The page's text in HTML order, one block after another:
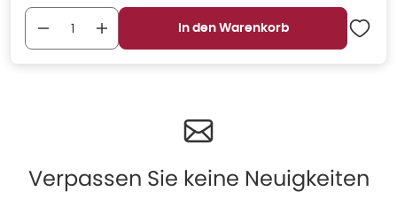
In den Warenkorb
Verpassen Sie keine Neuigkeiten